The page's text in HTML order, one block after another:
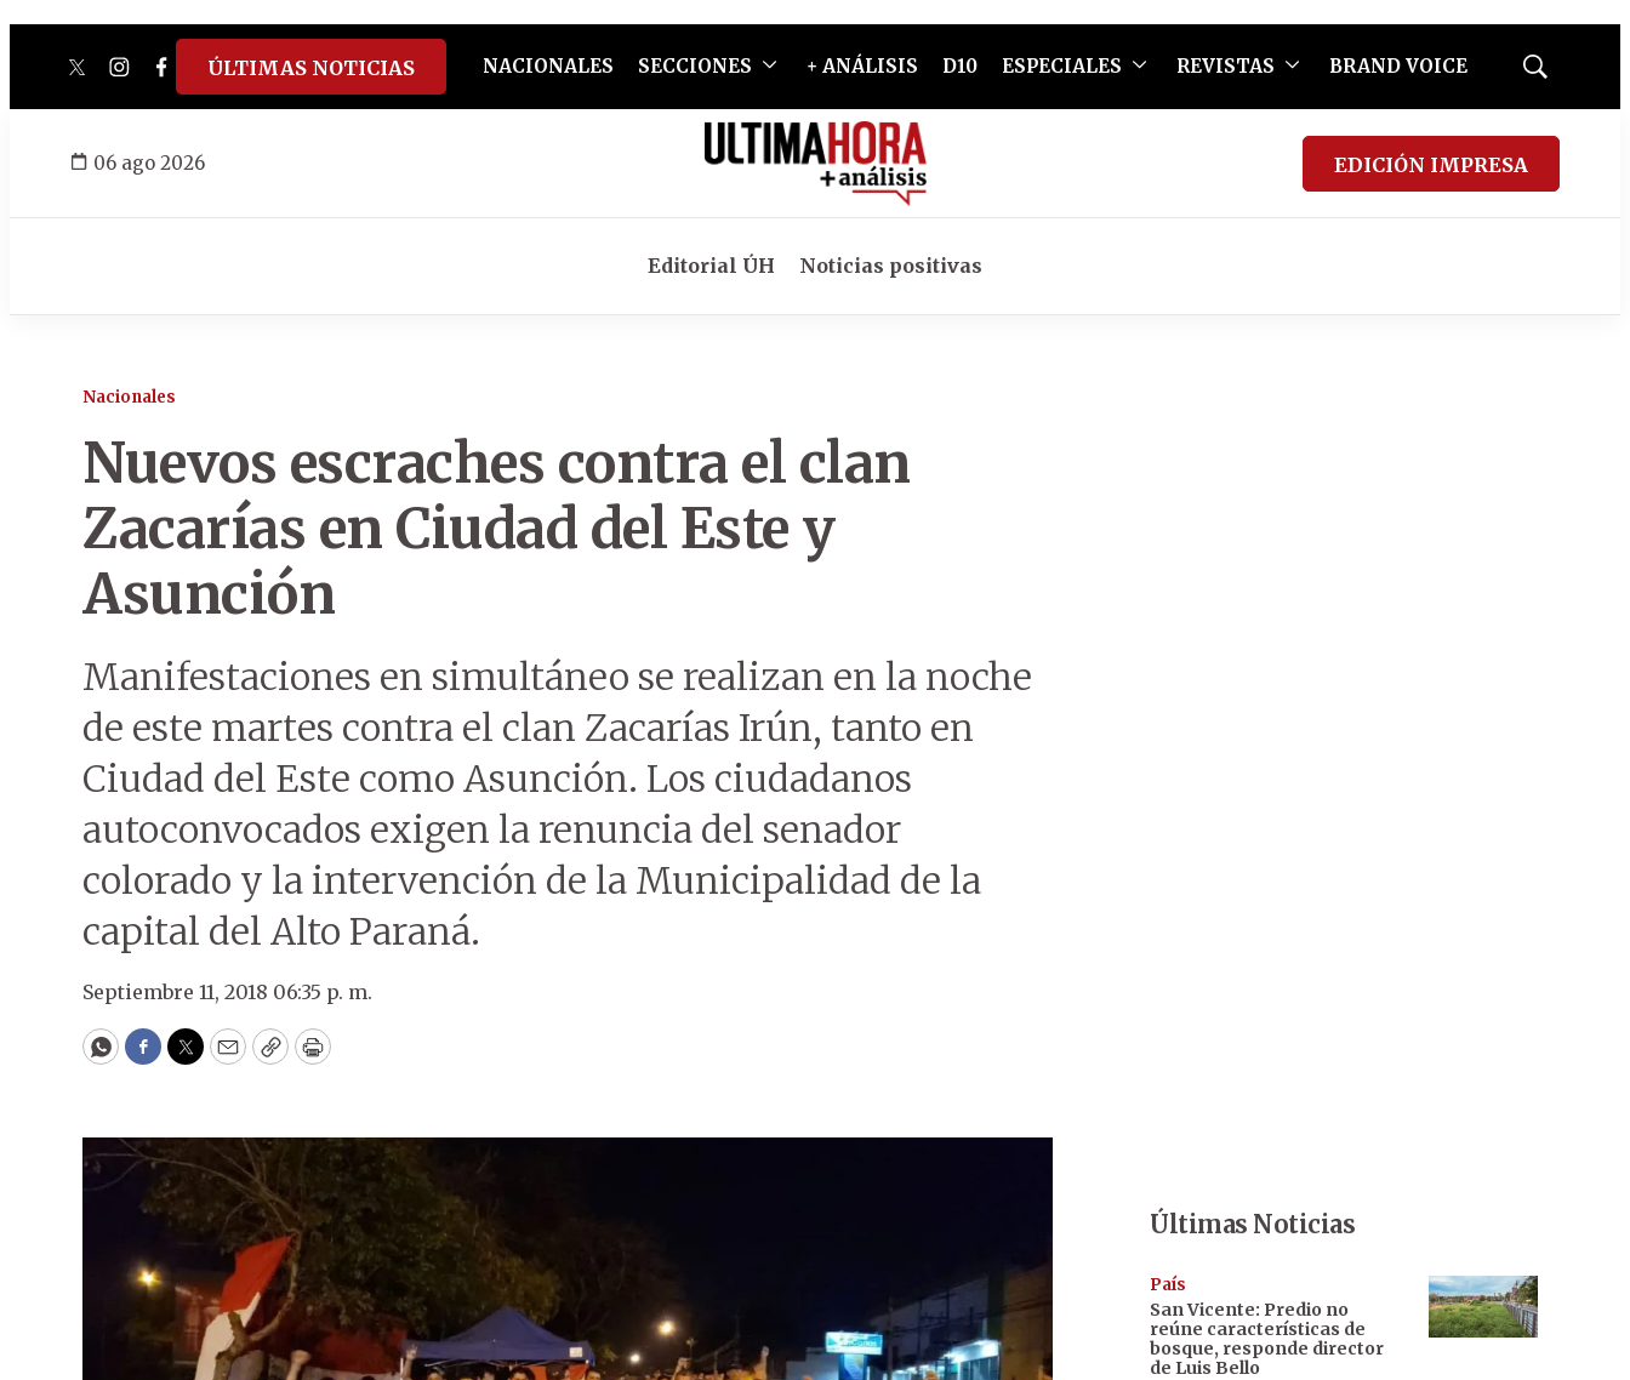
twitterinstagram
facebook
tiktokyoutube
spotify
ÚLTIMAS NOTICIAS NACIONALES SECCIONES + ANÁLISIS D10 ESPECIALES REVISTAS BRAND VOICE
Mostrar
06 ago 2026 EDICIÓN IMPRESA
Editorial ÚH Noticias positivas
Nacionales
Nuevos escraches contra el clan
Zacarías en Ciudad del Este y
Asunción
Manifestaciones en simultáneo se realizan en la noche
de este martes contra el clan Zacarías Irún, tanto en
Ciudad del Este como Asunción. Los ciudadanos
autoconvocados exigen la renuncia del senador
colorado y la intervención de la Municipalidad de la
capital del Alto Paraná.
Septiembre 11, 2018 06:35 p. m.
WhatsApp
Facebook
Twitter
EmailCopyPrint
Últimas Noticias
País
San Vicente: Predio no
reúne características de
bosque, responde director
de Luis Bello